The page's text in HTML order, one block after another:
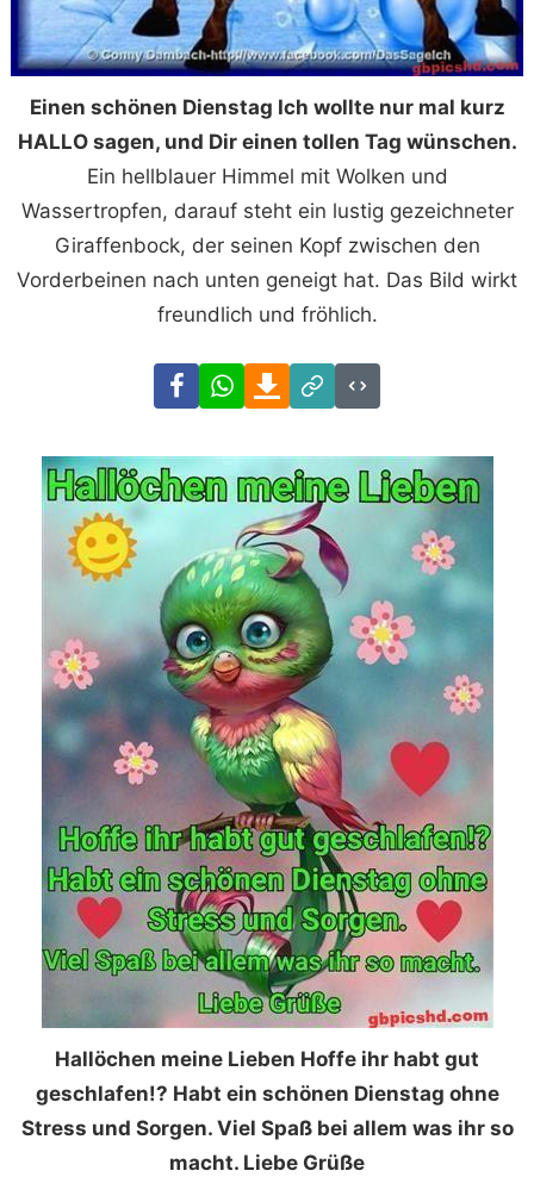
Einen schönen Dienstag Ich wollte nur mal kurz
HALLO sagen, und Dir einen tollen Tag wünschen.
Ein hellblauer Himmel mit Wolken und
Wassertropfen, darauf steht ein lustig gezeichneter
Giraffenbock, der seinen Kopf zwischen den
Vorderbeinen nach unten geneigt hat. Das Bild wirkt
freundlich und fröhlich.
FacebookWhatsAppDownload
Link
Code
Hallöchen meine Lieben Hoffe ihr habt gut
geschlafen!? Habt ein schönen Dienstag ohne
Stress und Sorgen. Viel Spaß bei allem was ihr so
macht. Liebe Grüße